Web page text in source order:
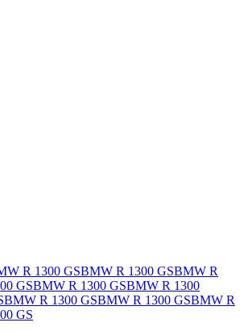
R 1300 GSBMW R 1300 GSBMW R
GSBMW R 1300 GSBMW R 1300
BMW R 1300 GSBMW R 1300 GSBMW R
GS